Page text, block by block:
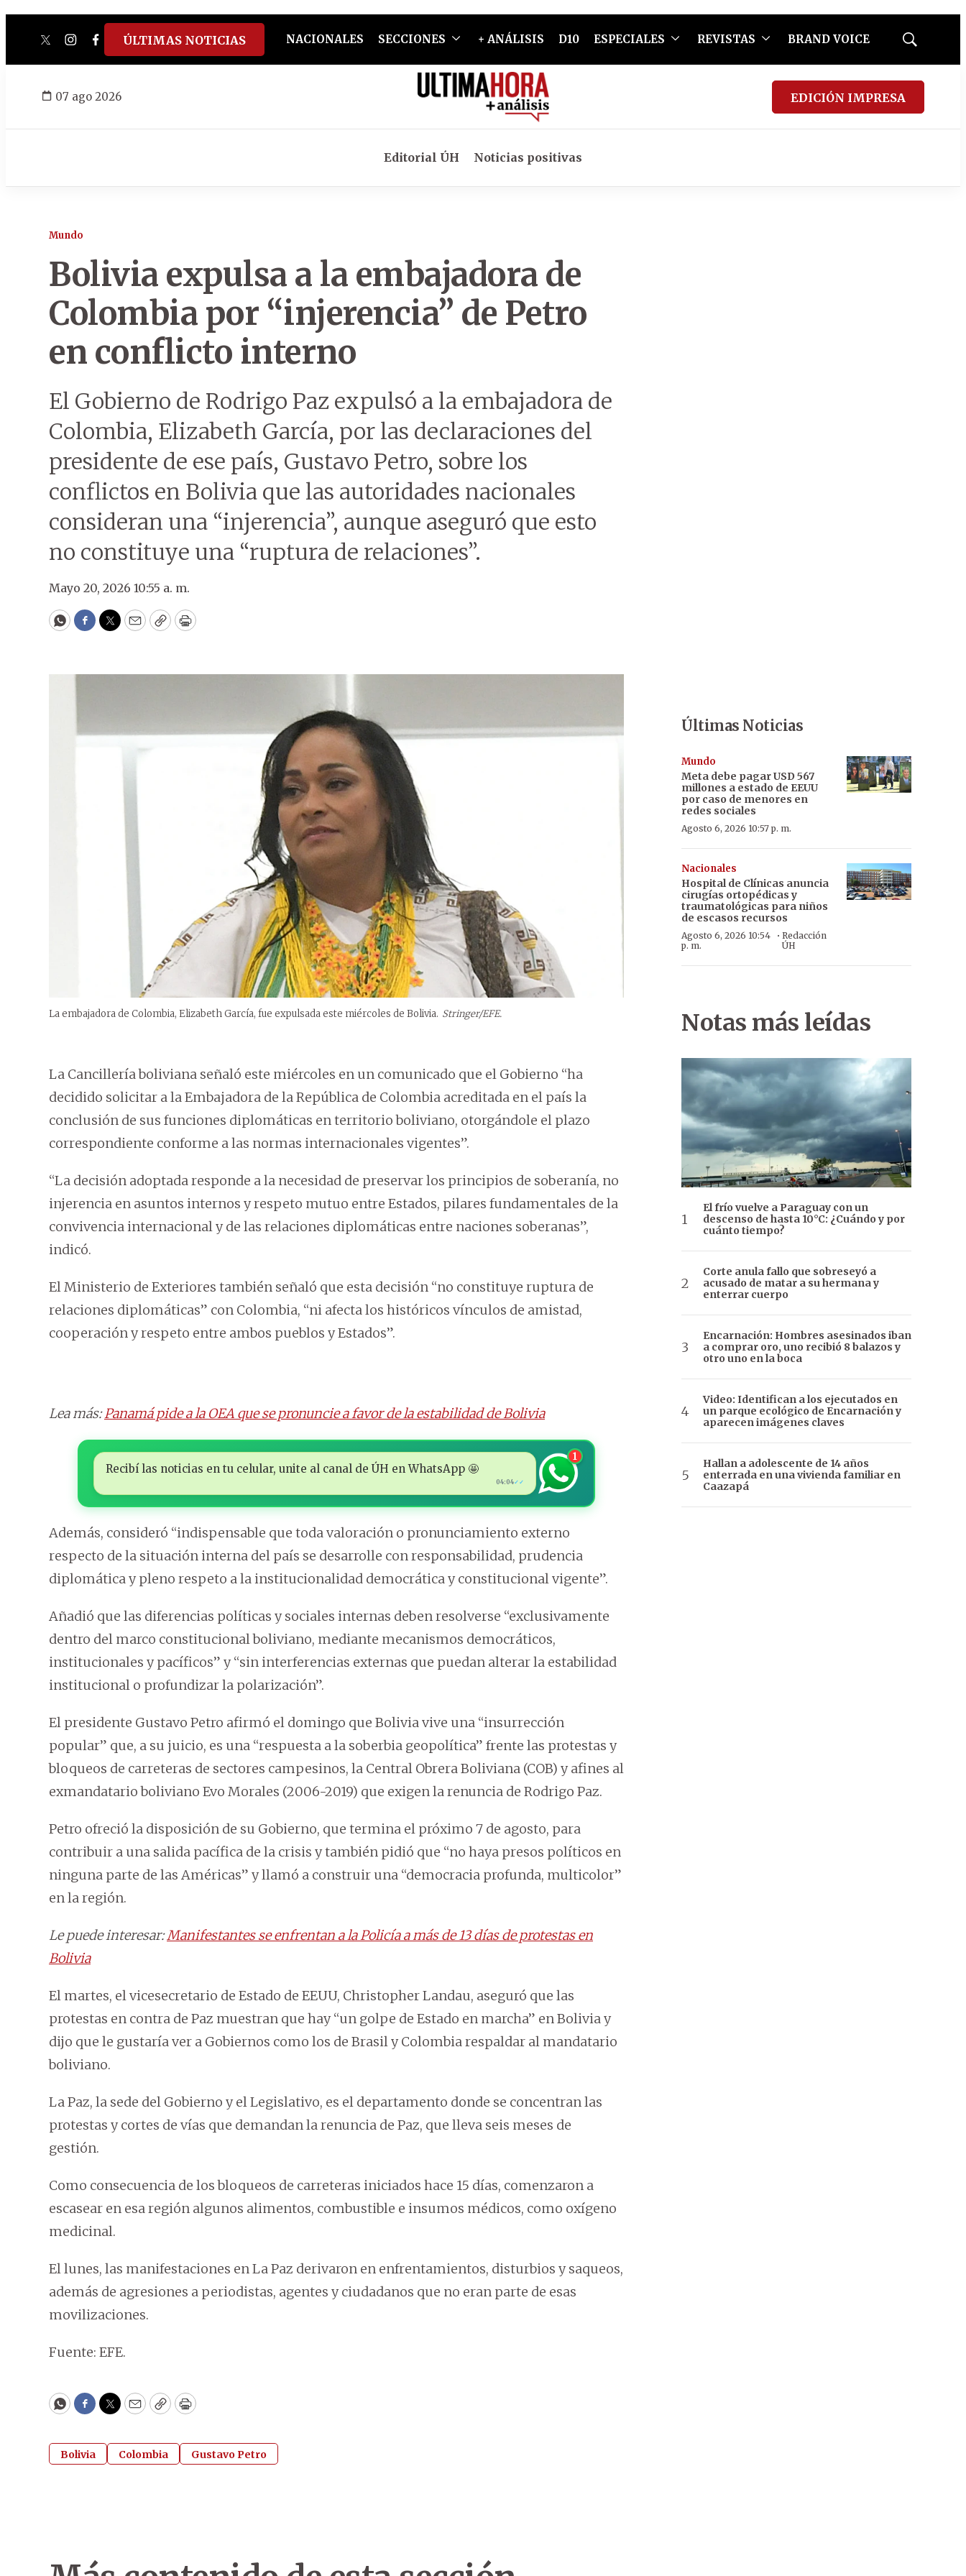
twitterinstagram
facebook
tiktokyoutube
spotify
ÚLTIMAS NOTICIAS NACIONALES SECCIONES + ANÁLISIS D10 ESPECIALES REVISTAS BRAND VOICE
Mostrar
07 ago 2026 EDICIÓN IMPRESA
Editorial ÚH Noticias positivas
Mundo
Bolivia expulsa a la embajadora de
Colombia por “injerencia” de Petro
en conflicto interno
El Gobierno de Rodrigo Paz expulsó a la embajadora de
Colombia, Elizabeth García, por las declaraciones del
presidente de ese país, Gustavo Petro, sobre los
conflictos en Bolivia que las autoridades nacionales
consideran una “injerencia”, aunque aseguró que esto
no constituye una “ruptura de relaciones”.
Mayo 20, 2026 10:55 a. m.
WhatsApp
Facebook
Twitter
EmailCopyPrint
La embajadora de Colombia, Elizabeth García, fue expulsada este miércoles de Bolivia. Stringer/EFE.
La Cancillería boliviana señaló este miércoles en un comunicado que el Gobierno “ha
decidido solicitar a la Embajadora de la República de Colombia acreditada en el país la
conclusión de sus funciones diplomáticas en territorio boliviano, otorgándole el plazo
correspondiente conforme a las normas internacionales vigentes”.
“La decisión adoptada responde a la necesidad de preservar los principios de soberanía, no
injerencia en asuntos internos y respeto mutuo entre Estados, pilares fundamentales de la
convivencia internacional y de las relaciones diplomáticas entre naciones soberanas”,
indicó.
El Ministerio de Exteriores también señaló que esta decisión “no constituye ruptura de
relaciones diplomáticas” con Colombia, “ni afecta los históricos vínculos de amistad,
cooperación y respeto entre ambos pueblos y Estados”.
Lea más:Panamá pide a la OEA que se pronuncie a favor de la estabilidad de Bolivia
Recibí las noticias en tu celular, unite al canal de ÚH en WhatsApp 🤩
04:04✓✓
1
Además, consideró “indispensable que toda valoración o pronunciamiento externo
respecto de la situación interna del país se desarrolle con responsabilidad, prudencia
diplomática y pleno respeto a la institucionalidad democrática y constitucional vigente”.
Añadió que las diferencias políticas y sociales internas deben resolverse “exclusivamente
dentro del marco constitucional boliviano, mediante mecanismos democráticos,
institucionales y pacíficos” y “sin interferencias externas que puedan alterar la estabilidad
institucional o profundizar la polarización”.
El presidente Gustavo Petro afirmó el domingo que Bolivia vive una “insurrección
popular” que, a su juicio, es una “respuesta a la soberbia geopolítica” frente las protestas y
bloqueos de carreteras de sectores campesinos, la Central Obrera Boliviana (COB) y afines al
exmandatario boliviano Evo Morales (2006-2019) que exigen la renuncia de Rodrigo Paz.
Petro ofreció la disposición de su Gobierno, que termina el próximo 7 de agosto, para
contribuir a una salida pacífica de la crisis y también pidió que “no haya presos políticos en
ninguna parte de las Américas” y llamó a construir una “democracia profunda, multicolor”
en la región.
Le puede interesar:Manifestantes se enfrentan a la Policía a más de 13 días de protestas en
Bolivia
El martes, el vicesecretario de Estado de EEUU, Christopher Landau, aseguró que las
protestas en contra de Paz muestran que hay “un golpe de Estado en marcha” en Bolivia y
dijo que le gustaría ver a Gobiernos como los de Brasil y Colombia respaldar al mandatario
boliviano.
La Paz, la sede del Gobierno y el Legislativo, es el departamento donde se concentran las
protestas y cortes de vías que demandan la renuncia de Paz, que lleva seis meses de
gestión.
Como consecuencia de los bloqueos de carreteras iniciados hace 15 días, comenzaron a
escasear en esa región algunos alimentos, combustible e insumos médicos, como oxígeno
medicinal.
El lunes, las manifestaciones en La Paz derivaron en enfrentamientos, disturbios y saqueos,
además de agresiones a periodistas, agentes y ciudadanos que no eran parte de esas
movilizaciones.
Fuente: EFE.
WhatsApp
Facebook
Twitter
EmailCopyPrint
Bolivia Colombia Gustavo Petro
Últimas Noticias
Mundo
Meta debe pagar USD 567
millones a estado de EEUU
por caso de menores en
redes sociales
Agosto 6, 2026 10:57 p. m.
Nacionales
Hospital de Clínicas anuncia
cirugías ortopédicas y
traumatológicas para niños
de escasos recursos
Agosto 6, 2026 10:54
p. m.
· Redacción
ÚH
Notas más leídas
El frío vuelve a Paraguay con un
descenso de hasta 10°C: ¿Cuándo y por
cuánto tiempo?
Corte anula fallo que sobreseyó a
acusado de matar a su hermana y
enterrar cuerpo
Encarnación: Hombres asesinados iban
a comprar oro, uno recibió 8 balazos y
otro uno en la boca
Video: Identifican a los ejecutados en
un parque ecológico de Encarnación y
aparecen imágenes claves
Hallan a adolescente de 14 años
enterrada en una vivienda familiar en
Caazapá